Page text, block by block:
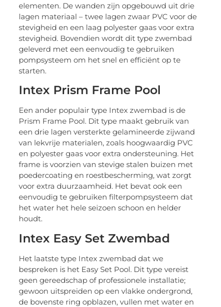
elementen. De wanden zijn opgebouwd uit drie
lagen materiaal – twee lagen zwaar PVC voor de
stevigheid en een laag polyester gaas voor extra
stevigheid. Bovendien wordt dit type zwembad
geleverd met een eenvoudig te gebruiken
pompsysteem om het snel en efficiënt op te
starten.
Intex Prism Frame Pool
Een ander populair type Intex zwembad is de
Prism Frame Pool. Dit type maakt gebruik van
een drie lagen versterkte gelamineerde zijwand
van lekvrije materialen, zoals hoogwaardig PVC
en polyester gaas voor extra ondersteuning. Het
frame is voorzien van stevige stalen buizen met
poedercoating en roestbescherming, wat zorgt
voor extra duurzaamheid. Het bevat ook een
eenvoudig te gebruiken filterpompsysteem dat
het water het hele seizoen schoon en helder
houdt.
Intex Easy Set Zwembad
Het laatste type Intex zwembad dat we
bespreken is het Easy Set Pool. Dit type vereist
geen gereedschap of professionele installatie;
gewoon uitspreiden op een vlakke ondergrond,
de bovenste ring opblazen, vullen met water en